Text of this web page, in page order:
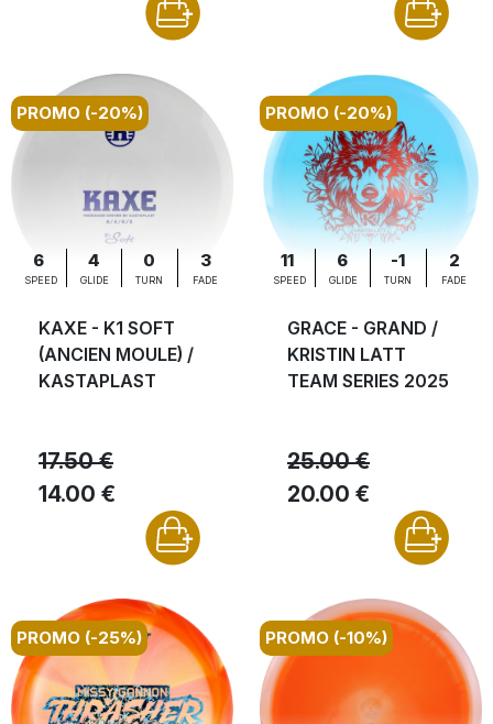
PROMO (-20%)
6
SPEED
4
GLIDE
0
TURN
3
FADE
KAXE - K1 SOFT
(ANCIEN MOULE) /
KASTAPLAST
17.50 €
14.00 €
PROMO (-20%)
11
SPEED
6
GLIDE
-1
TURN
2
FADE
GRACE - GRAND /
KRISTIN LATT
TEAM SERIES 2025
25.00 €
20.00 €
PROMO (-25%) PROMO (-10%)